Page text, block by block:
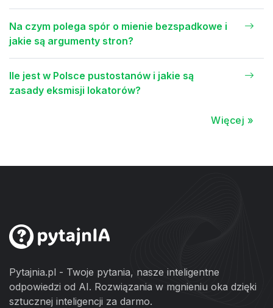
Na czym polega spór o mienie bezspadkowe i
jakie są argumenty stron?
Ile jest w Polsce pustostanów i jakie są
zasady eksmisji lokatorów?
Więcej »
Pytajnia.pl - Twoje pytania, nasze inteligentne
odpowiedzi od AI. Rozwiązania w mgnieniu oka dzięki
sztucznej inteligencji za darmo.